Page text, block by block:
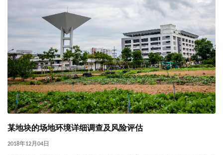
某地块的场地环境详细调查及风险评估
2018年12月04日